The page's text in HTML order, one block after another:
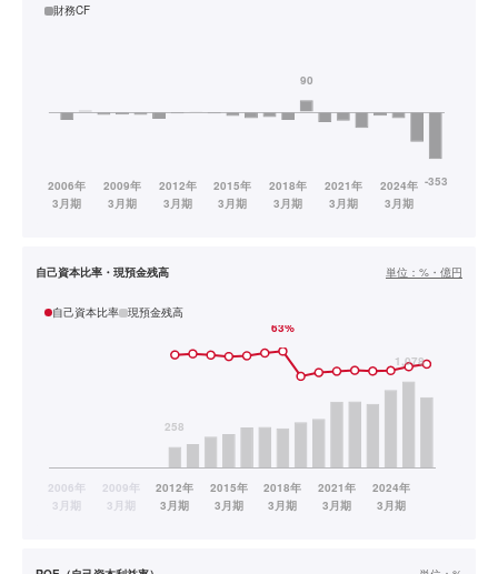
財務CF
自己資本比率・現預金残高 単位： %・億円
自己資本比率 現預金残高